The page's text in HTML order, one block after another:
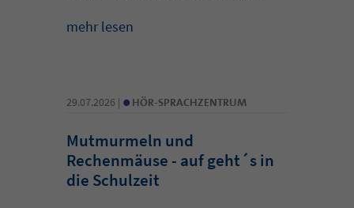
mehr lesen
29.07.2026 | • HÖR-SPRACHZENTRUM
Mutmurmeln und
Rechenmäuse - auf geht´s in
die Schulzeit